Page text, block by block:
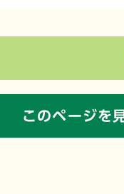
このページを